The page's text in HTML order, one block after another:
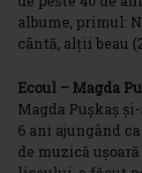
albume, primul:
cântă, alții beau
Ecoul – Magda
Magda Pușkaș
6 ani ajungând
de muzică